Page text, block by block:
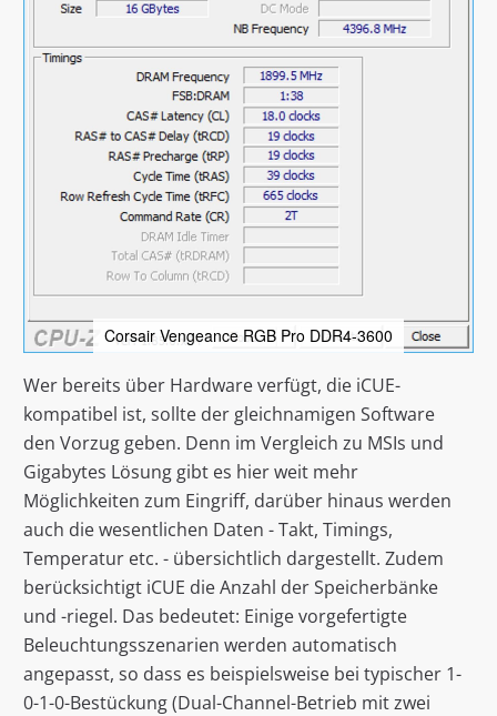
Corsair Vengeance RGB Pro DDR4-3600
Wer bereits über Hardware verfügt, die iCUE-
kompatibel ist, sollte der gleichnamigen Software
den Vorzug geben. Denn im Vergleich zu MSIs und
Gigabytes Lösung gibt es hier weit mehr
Möglichkeiten zum Eingriff, darüber hinaus werden
auch die wesentlichen Daten - Takt, Timings,
Temperatur etc. - übersichtlich dargestellt. Zudem
berücksichtigt iCUE die Anzahl der Speicherbänke
und -riegel. Das bedeutet: Einige vorgefertigte
Beleuchtungsszenarien werden automatisch
angepasst, so dass es beispielsweise bei typischer 1-
0-1-0-Bestückung (Dual-Channel-Betrieb mit zwei